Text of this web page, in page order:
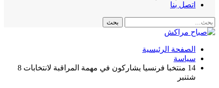
اتصل بنا
الصفحة الرئيسية
سياسة
14 منتخبا فرنسيا يشاركون في مهمة المراقبة لانتخابات 8
شتنبر